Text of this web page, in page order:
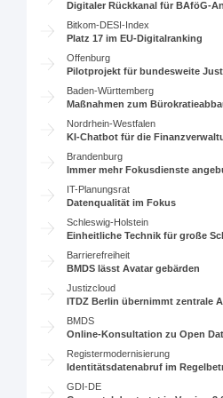
Digitaler Rückkanal für BAföG-
Bitkom-DESI-Index
Platz 17 im EU-Digitalranking
Offenburg
Pilotprojekt für bundesweite
Baden-Württemberg
Maßnahmen zum
Nordrhein-Westfalen
KI-Chatbot für die
Brandenburg
Immer mehr Fokusdienste
IT-Planungsrat
Datenqualität im Fokus
Schleswig-Holstein
Einheitliche Technik für große
Barrierefreiheit
BMDS lässt Avatar gebärden
Justizcloud
ITDZ Berlin übernimmt zentrale
BMDS
Online-Konsultation zu Open
Registermodernisierung
Identitätsdatenabruf im
GDI-DE